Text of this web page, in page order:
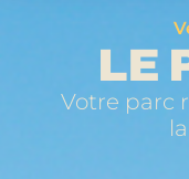
LE
Votre parc